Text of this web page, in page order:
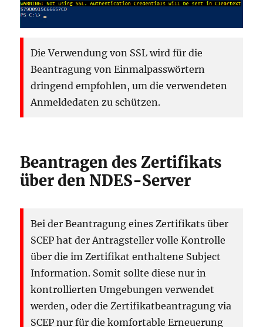
Die Verwendung von SSL wird für die
Beantragung von Einmalpasswörtern
dringend empfohlen, um die verwendeten
Anmeldedaten zu schützen.
Beantragen des Zertifikats
über den NDES-Server
Bei der Beantragung eines Zertifikats über
SCEP hat der Antragsteller volle Kontrolle
über die im Zertifikat enthaltene Subject
Information. Somit sollte diese nur in
kontrollierten Umgebungen verwendet
werden, oder die Zertifikatbeantragung via
SCEP nur für die komfortable Erneuerung